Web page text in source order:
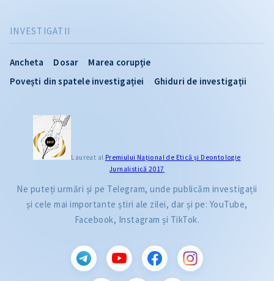
INVESTIGATII
Ancheta Dosar
Marea corupție
Povești din spatele investigației
Ghiduri de investigații
Laureat al Premiului Naţional de Etică și Deontologie
Jurnalistică 2017
Ne puteți urmări și pe Telegram, unde publicăm investigații
și cele mai importante știri ale zilei, dar și pe: YouTube,
Facebook, Instagram și TikTok.